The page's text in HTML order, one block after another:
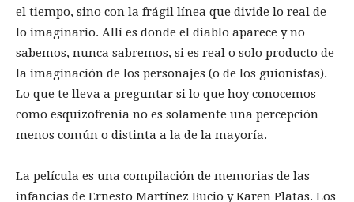
el tiempo, sino con la frágil línea que divide lo real de
lo imaginario. Allí es donde el diablo aparece y no
sabemos, nunca sabremos, si es real o solo producto de
la imaginación de los personajes (o de los guionistas).
Lo que te lleva a preguntar si lo que hoy conocemos
como esquizofrenia no es solamente una percepción
menos común o distinta a la de la mayoría.
La película es una compilación de memorias de las
infancias de Ernesto Martínez Bucio y Karen Platas. Los